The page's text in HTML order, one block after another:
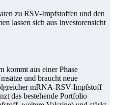
zu RSV-Impfstoffen und den
lassen sich aus Investorensicht
kommt aus einer Phase
und braucht neue
mRNA-RSV-Impfstoff
das bestehende Portfolio